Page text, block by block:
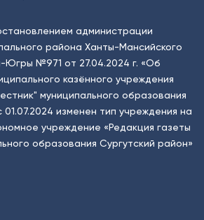
администрации
района Ханты-Мансийского
Югры №971 от 27.04.2024 г. «Об
казённого учреждения
муниципального образования
01.07.2024 изменен тип учреждения на
учреждение «Редакция газеты
образования Сургутский район»